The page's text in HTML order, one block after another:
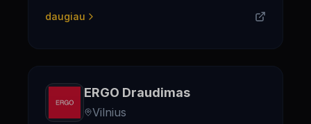
daugiau
ERGO Draudimas
Vilnius